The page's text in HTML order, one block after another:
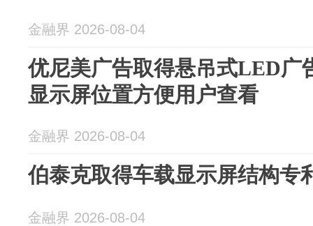
金融界 2026-08-04
优尼美广告取得悬吊式LED广
显示屏位置方便用户查看
金融界 2026-08-04
伯泰克取得车载显示屏结构专
金融界 2026-08-04